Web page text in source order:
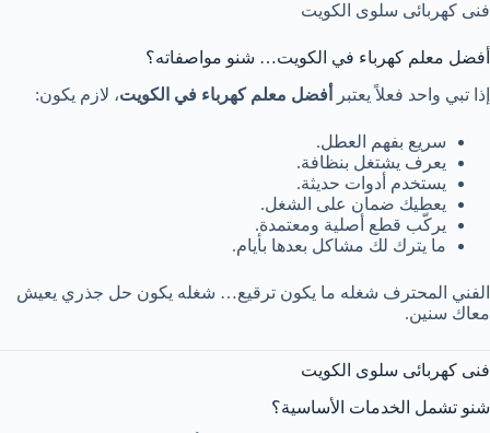
فنى كهربائى سلوى الكويت
أفضل معلم كهرباء في الكويت… شنو مواصفاته؟
إذا تبي واحد فعلاً يعتبر
أفضل معلمكهرباء في الكويت، لازم يكون:
سريع بفهم العطل.
يعرف يشتغل بنظافة.
يستخدم أدوات حديثة.
يعطيك ضمان على الشغل.
يركّب قطع أصلية ومعتمدة.
ما يترك لك مشاكل بعدها بأيام.
الفني المحترف شغله ما يكون ترقيع… شغله يكون حل جذري يعيش
معاك سنين.
فنى كهربائى سلوى الكويت
شنو تشمل الخدمات الأساسية؟